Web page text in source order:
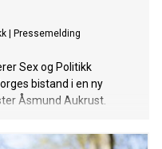
Pressemelding
Sex og Politikk
bistand i en ny
Åsmund Aukrust.